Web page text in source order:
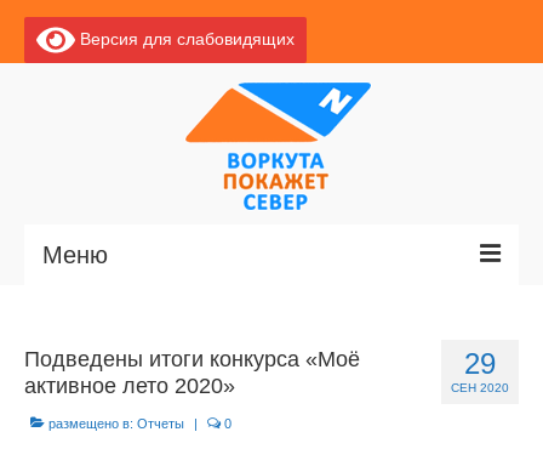
Версия для слабовидящих
Меню
Новости
О Воркуте
29
СЕН 2020
Подведены итоги конкурса «Моё
активное лето 2020»
размещено в: Отчеты | 0